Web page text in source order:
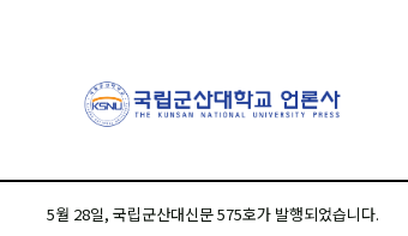
5월 28일, 국립군산대신문 575호가 발행되었습니다.